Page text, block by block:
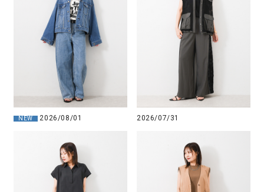
NEW 2026/08/01 2026/07/31